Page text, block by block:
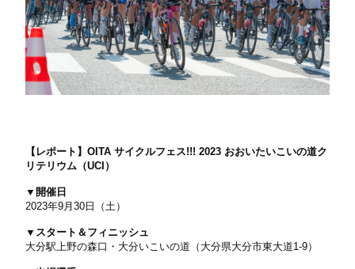
【レポート】OITA サイクルフェス!!! 2023 おおいたいこいの道ク
リテリウム（UCI）
▼開催日
2023年9月30日（土）
▼スタート＆フィニッシュ
大分駅上野の森口・大分いこいの道（大分県大分市東大道1-9）